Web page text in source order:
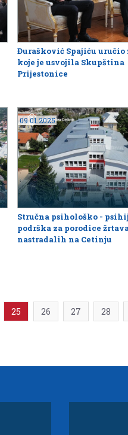
Đurašković Spajiću
koje je usvojila Skupština
Prijestonice
09.01.2025
Stručna psihološko -
podrška za porodice
nastradalih na Cetinju
25 26 27 28